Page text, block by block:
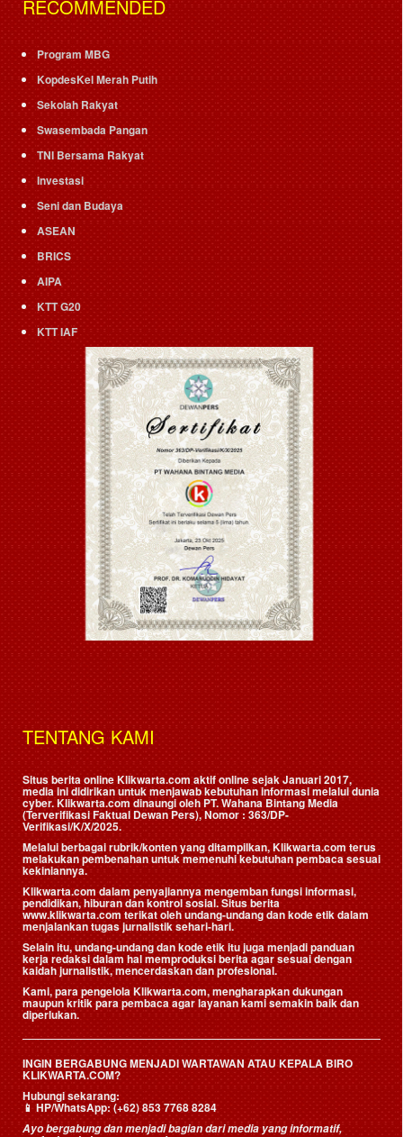
RECOMMENDED
Program MBG
KopdesKel Merah Putih
Sekolah Rakyat
Swasembada Pangan
TNI Bersama Rakyat
Investasi
Seni dan Budaya
ASEAN
BRICS
AIPA
KTT G20
KTT IAF
TENTANG KAMI
Situs berita online Klikwarta.com aktif online sejak Januari 2017,
media ini didirikan untuk menjawab kebutuhan informasi melalui dunia
cyber. Klikwarta.com dinaungi oleh PT. Wahana Bintang Media
(Terverifikasi Faktual Dewan Pers), Nomor : 363/DP-
Verifikasi/K/X/2025.
Melalui berbagai rubrik/konten yang ditampilkan, Klikwarta.com terus
melakukan pembenahan untuk memenuhi kebutuhan pembaca sesuai
kekiniannya.
Klikwarta.com dalam penyajiannya mengemban fungsi informasi,
pendidikan, hiburan dan kontrol sosial. Situs berita
www.klikwarta.com terikat oleh undang-undang dan kode etik dalam
menjalankan tugas jurnalistik sehari-hari.
Selain itu, undang-undang dan kode etik itu juga menjadi panduan
kerja redaksi dalam hal memproduksi berita agar sesuai dengan
kaidah jurnalistik, mencerdaskan dan profesional.
Kami, para pengelola Klikwarta.com, mengharapkan dukungan
maupun kritik para pembaca agar layanan kami semakin baik dan
diperlukan.
INGIN BERGABUNG MENJADI WARTAWAN ATAU KEPALA BIRO
KLIKWARTA.COM?
Hubungi sekarang:
📱HP/WhatsApp:(+62) 853 7768 8284
Ayo bergabung dan menjadi bagian dari media yang informatif,